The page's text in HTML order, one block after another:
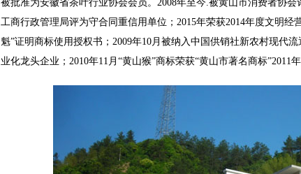
被批准为安徽省茶叶行业协会会员。 2008年至今.被黄山市消费者协会
工商行政管理局评为守合同重信用单位； 2015年荣获2014年度文明经
魁”证明商标使用授权书； 2009年10月被纳入中国供销社新农村现代
业化龙头企业； 2010年11 月“黄山猴”商标荣获“黄山市著名商标”2011